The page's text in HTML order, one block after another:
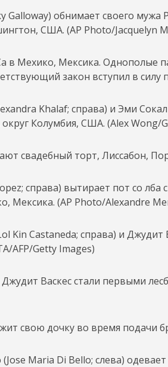
Galloway) обнимает своего
США. (AP Photo/Jacquelyn
в Мехико, Мексика. Однополые
закон вступил в силу
Khalaf; справа) и Эми
Колумбия, США. (Alex Wong/
свадебный торт, Лиссабон,
справа) вытирает пот со
Мексика. (AP Photo/Alexandre
Kin Castaneda; справа) и
AFP/Getty Images)
Васкес стали первыми
свою дочку во время подачи
Maria Di Bello; слева)